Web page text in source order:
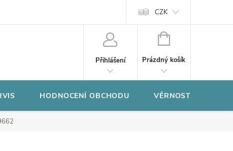
CZK
Přihlášení
NÁKUPNÍ
Prázdný košík
HODNOCENÍ OBCHODU VĚRNOSTNÍ